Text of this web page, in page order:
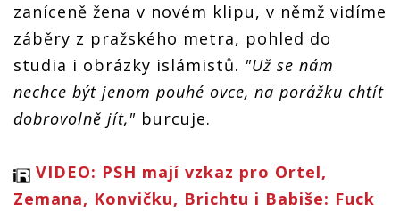
zaníceně žena v novém klipu, v němž vidíme
záběry z pražského metra, pohled do
studia i obrázky islámistů. "Už se nám
nechce být jenom pouhé ovce, na porážku chtít
dobrovolně jít," burcuje.
VIDEO: PSH mají vzkaz pro Ortel,
Zemana, Konvičku, Brichtu i Babiše: Fuck